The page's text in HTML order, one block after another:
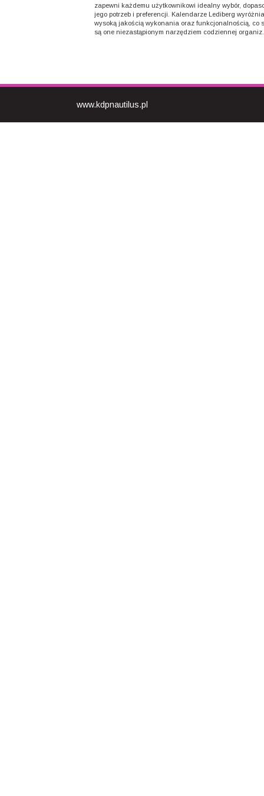
zapewni każdemu użytkownikowi idealny wybór,
jego potrzeb i preferencji. Kalendarze Lediberg
wysoką jakością wykonania oraz funkcjonalnością, co
są one niezastąpionym narzędziem codziennej
www.kdpnautilus.pl